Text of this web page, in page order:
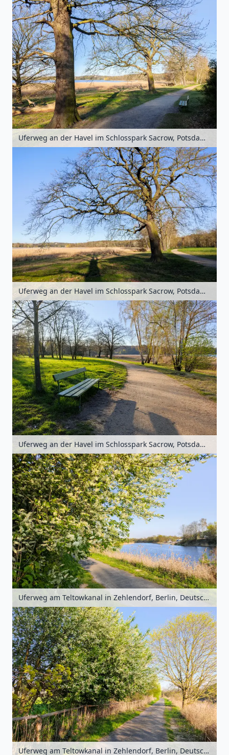
Uferweg an der Havel im Schlosspark Sacrow, Potsdam, Brandenburg, Deutschland
Uferweg an der Havel im Schlosspark Sacrow, Potsdam, Brandenburg, Deutschland
Uferweg an der Havel im Schlosspark Sacrow, Potsdam, Brandenburg, Deutschland
Uferweg am Teltowkanal in Zehlendorf, Berlin, Deutschland
Uferweg am Teltowkanal in Zehlendorf, Berlin, Deutschland